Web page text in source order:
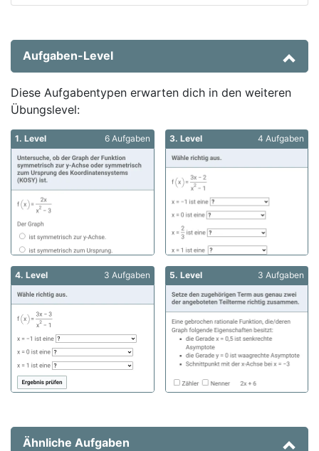
Aufgaben-Level
Diese Aufgabentypen erwarten dich in den weiteren
Übungslevel:
1. Level 6 Aufgaben 3. Level 4 Aufgaben
4. Level 3 Aufgaben 5. Level 3 Aufgaben
Ähnliche Aufgaben